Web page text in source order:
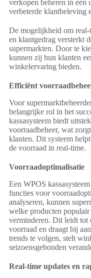
verkopen beheren in één
verbeterde klantbeleving
De mogelijkheid om real-
en klantgedrag versterkt
supermarkten. Door te
kunnen zij hun klanten
winkelervaring bieden.
Efficiënt
Voor
belangrijke rol in het
kassasysteem biedt
voorraadbeheer, wat
klanten. Dit systeem
de voorraad in real-time.
Voorraadoptimalisatie
Een WPOS
functies voor
analyseren, kunnen
welke producten
verminderen. Dit leidt tot
voorraad en draagt bij
trends te volgen, stelt
seizoensgebonden
Real-time updates en